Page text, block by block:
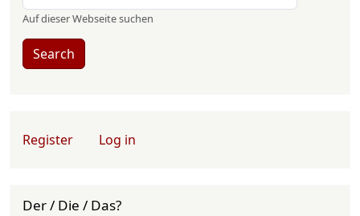
Auf dieser Webseite suchen
Search
User account menu
Register Log in
Der / Die / Das?